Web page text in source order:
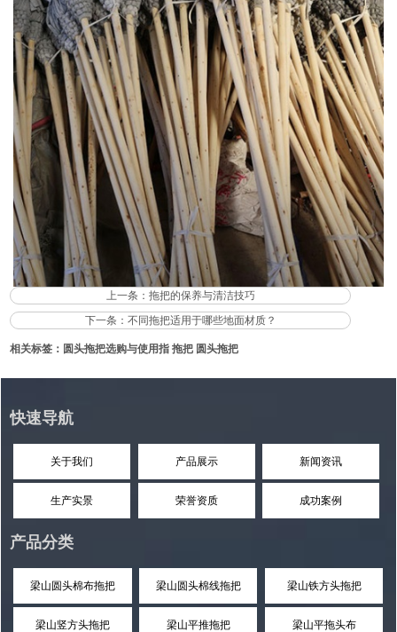
上一条： 拖把的保养与清洁技巧
下一条： 不同拖把适用于哪些地面材质？
相关标签： 圆头拖把选购与使用指 拖把 圆头拖把
快速导航
关于我们 产品展示 新闻资讯
生产实景 荣誉资质 成功案例
产品分类
梁山圆头棉布拖把 梁山圆头棉线拖把 梁山铁方头拖把
梁山竖方头拖把 梁山平推拖把 梁山平拖头布